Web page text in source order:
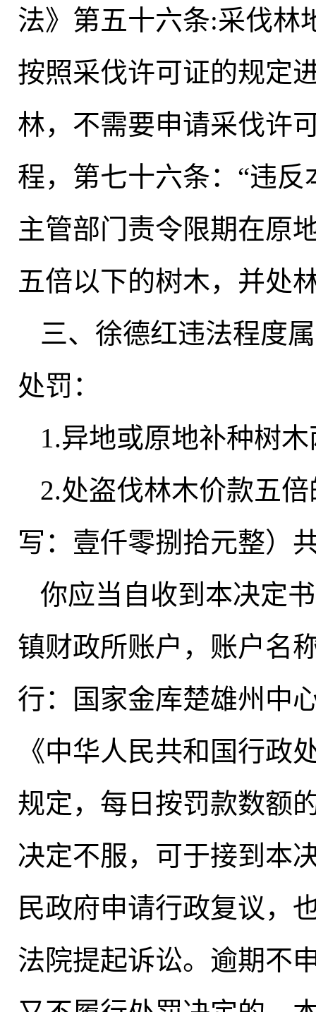
法》第五十六条:采伐林
按照采伐许可证的规定
林， 不需要申请采伐许
程， 第七十六条：“违
主管部门责令限期在原
五倍以下的树木， 并处
三、徐德红违法程度
处罚：
1.异地或原地补种树
2.处盗伐林木价款五
写：壹仟零捌拾元整）
你应当自收到本决定
镇财政所账户 ， 账户名
行：国家金库楚雄州中
《中华人民共和国行政
规定 ， 每日按罚款数额
决定不服， 可于接到本
民政府申请行政复议 ，
法院提起诉讼。逾期不